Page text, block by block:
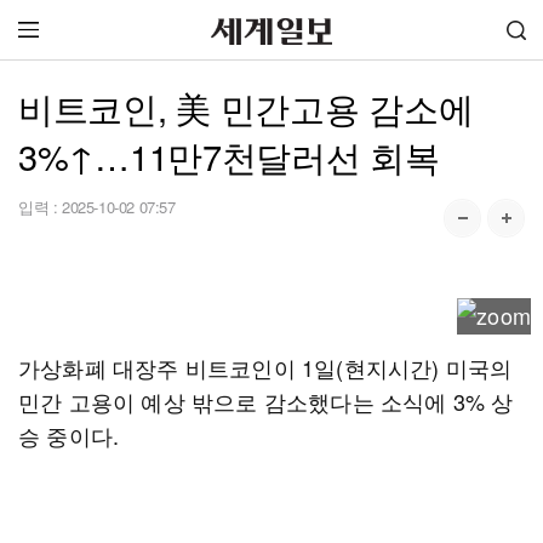
비트코인, 美 민간고용 감소에
3%↑…11만7천달러선 회복
입력 : 2025-10-02 07:57
가상화폐 대장주 비트코인이 1일(현지시간) 미국의
민간 고용이 예상 밖으로 감소했다는 소식에 3% 상
승 중이다.